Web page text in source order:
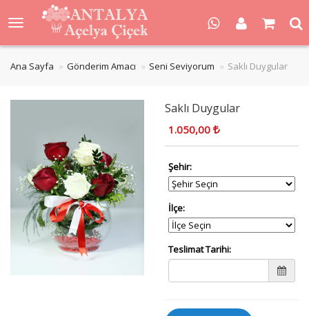
Ana Sayfa Gönderim Amacı Seni Seviyorum Saklı Duygular
Saklı Duygular
1.050,00
Şehir:
İlçe:
Teslimat Tarihi: